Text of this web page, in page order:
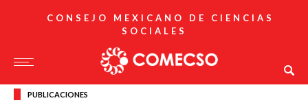
CONSEJO MEXICANO DE CIENCIAS
SOCIALES
PUBLICACIONES